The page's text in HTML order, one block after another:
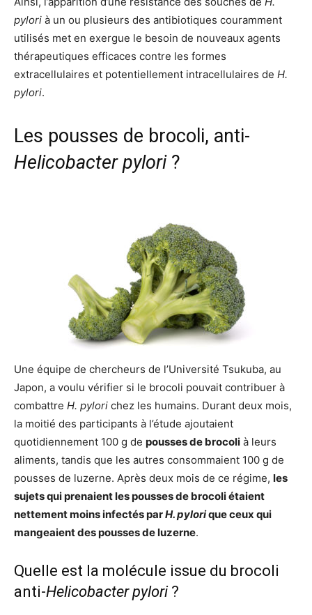
pylori à un ou plusieurs des antibiotiques couramment
utilisés met en exergue le besoin de nouveaux agents
thérapeutiques efficaces contre les formes
extracellulaires et potentiellement intracellulaires de H.
pylori.
Les pousses de brocoli, anti-
Helicobacter pylori ?
Une équipe de chercheurs de l’Université Tsukuba, au
Japon, a voulu vérifier si le brocoli pouvait contribuer à
combattre H. pylori chez les humains. Durant deux mois,
la moitié des participants à l’étude ajoutaient
quotidiennement 100 g de pousses de brocoli à leurs
aliments, tandis que les autres consommaient 100 g de
pousses de luzerne. Après deux mois de ce régime, les
sujets qui prenaient les pousses de brocoli étaient
nettement moins infectés parH. pylorique ceux qui
mangeaient des pousses de luzerne.
Quelle est la molécule issue du brocoli
anti-Helicobacter pylori ?